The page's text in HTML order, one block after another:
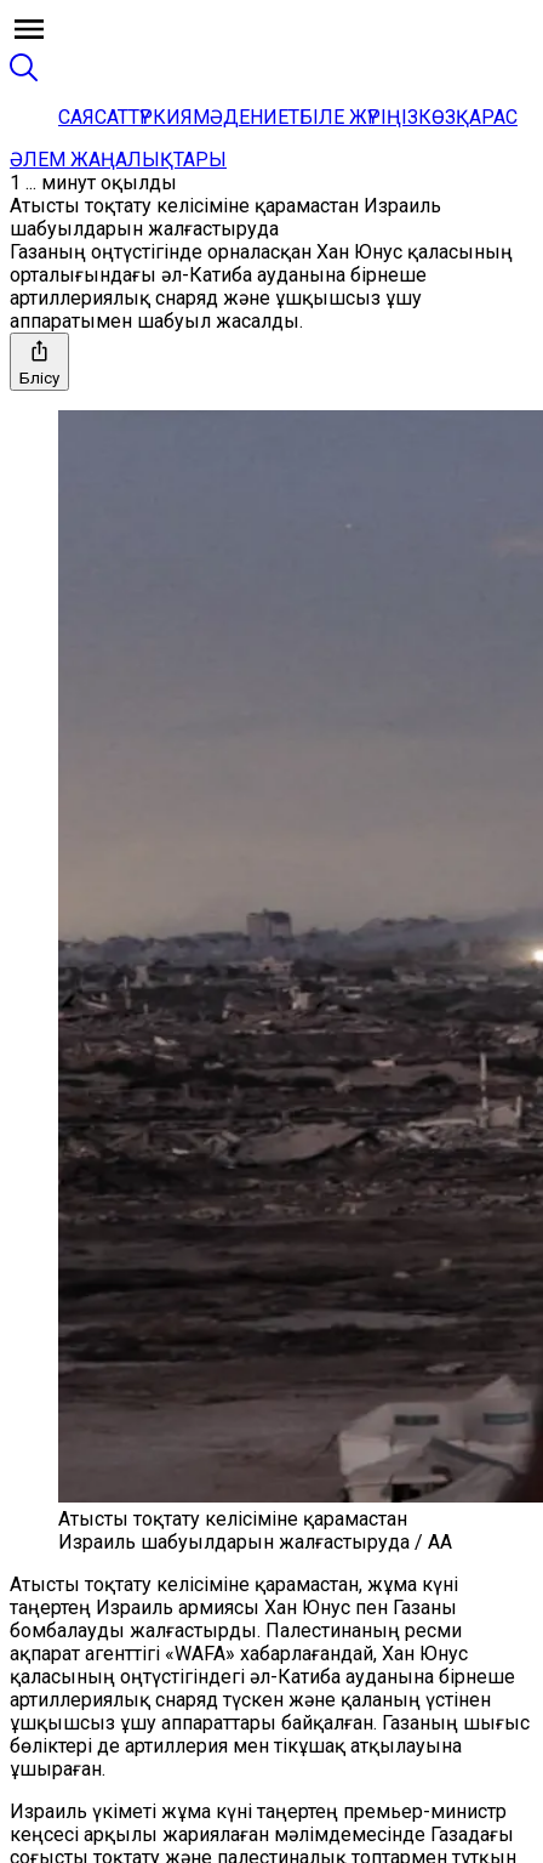
САЯСАТТҮРКИЯМӘДЕНИЕТБІЛЕ ЖҮРІҢІЗКӨЗҚАРАС
ӘЛЕМ ЖАҢАЛЫҚТАРЫ
1 ... минут оқылды
Атысты тоқтату келісіміне қарамастан Израиль
шабуылдарын жалғастыруда
Газаның оңтүстігінде орналасқан Хан Юнус қаласының
орталығындағы әл-Катиба ауданына бірнеше
артиллериялық снаряд және ұшқышсыз ұшу
аппаратымен шабуыл жасалды.
Бөлісу
Атысты тоқтату келісіміне қарамастан
Израиль шабуылдарын жалғастыруда / AA
Атысты тоқтату келісіміне қарамастан, жұма күні
таңертең Израиль армиясы Хан Юнус пен Газаны
бомбалауды жалғастырды. Палестинаның ресми
ақпарат агенттігі «WAFA» хабарлағандай, Хан Юнус
қаласының оңтүстігіндегі әл-Катиба ауданына бірнеше
артиллериялық снаряд түскен және қаланың үстінен
ұшқышсыз ұшу аппараттары байқалған. Газаның шығыс
бөліктері де артиллерия мен тікұшақ атқылауына
ұшыраған.
Израиль үкіметі жұма күні таңертең премьер-министр
кеңсесі арқылы жариялаған мәлімдемесінде Газадағы
соғысты тоқтату және палестиналық топтармен тұтқын